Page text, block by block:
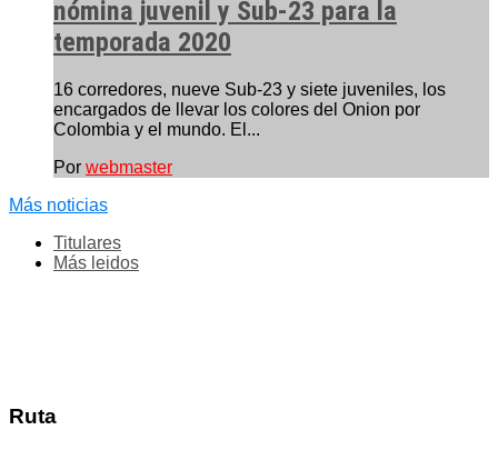
nómina juvenil y Sub-23 para la
temporada 2020
16 corredores, nueve Sub-23 y siete juveniles, los
encargados de llevar los colores del Onion por
Colombia y el mundo. El...
Por webmaster
Más noticias
Titulares
Más leidos
Ruta